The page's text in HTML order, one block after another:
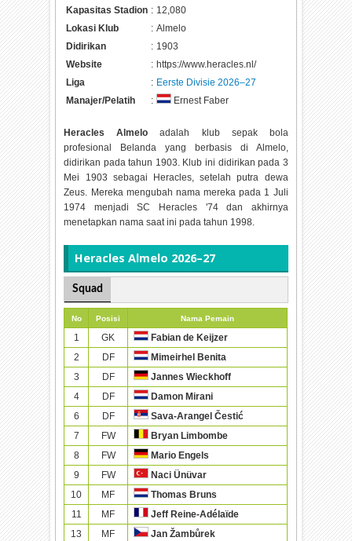
Kapasitas Stadion : 12,080
Lokasi Klub
: Almelo
Didirikan
: 1903
Website
: https://www.heracles.nl/
Liga
: Eerste Divisie 2026–27
Manajer/Pelatih
: Ernest Faber
Heracles Almelo adalah klub sepak bola
profesional Belanda yang berbasis di Almelo,
didirikan pada tahun 1903. Klub ini didirikan pada 3
Mei 1903 sebagai Heracles, setelah putra dewa
Zeus. Mereka mengubah nama mereka pada 1 Juli
1974 menjadi SC Heracles '74 dan akhirnya
menetapkan nama saat ini pada tahun 1998.
Heracles Almelo 2026–27
Squad
No Posisi Nama Pemain
1 GK
Fabian de Keijzer
2
DF
Mimeirhel Benita
3
DF
Jannes Wieckhoff
4
DF
Damon Mirani
6
DF
Sava-Arangel Čestić
7
FW
Bryan Limbombe
8
FW
Mario Engels
9
FW
Naci Ünüvar
10
MF
Thomas Bruns
11
MF
Jeff Reine-Adélaïde
13
MF Jan Žambůrek